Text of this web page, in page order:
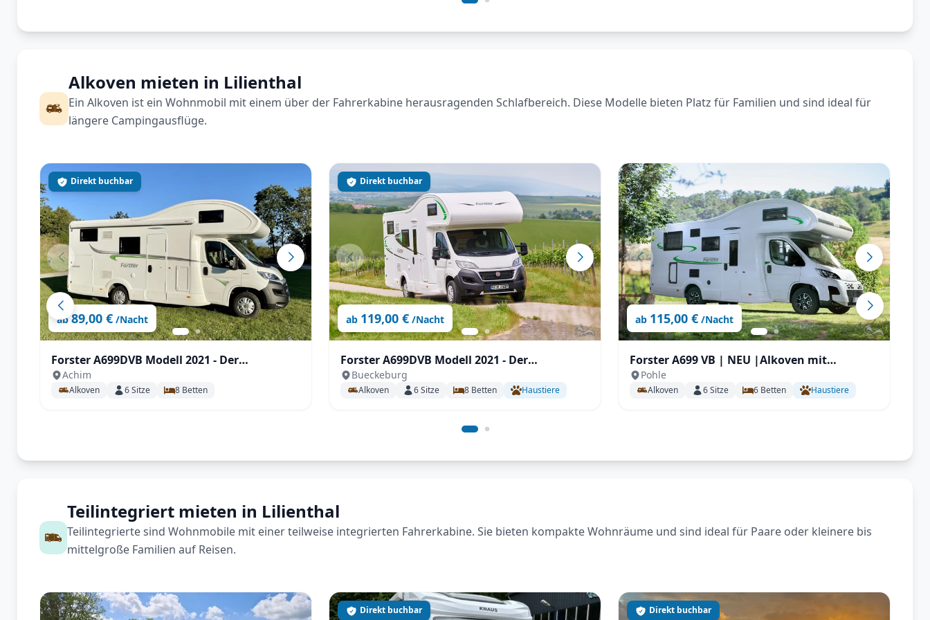
Alkoven mieten in Lilienthal
Ein Alkoven ist ein Wohnmobil mit einem über der Fahrerkabine herausragenden Schlafbereich. Diese Modelle bieten Platz für Familien und sind ideal für
längere Campingausflüge.
ab 89,00 € /Nacht
Direkt buchbar
Forster A699DVB Modell 2021 - Der
Familienversteher
Achim
Alkoven 6Sitze 8 Betten
ab 119,00 € /Nacht
Direkt buchbar
Forster A699DVB Modell 2021 - Der
Familienversteher
Bueckeburg
Alkoven 6Sitze 8 Betten Haustiere
ab 115,00 € /Nacht
Forster A699 VB | NEU |Alkoven mit
Automatik, 165PS Stockbetten für bis zu 6 P.
Pohle
Alkoven 6Sitze 6 Betten Haustiere
Teilintegriert mieten in Lilienthal
Teilintegrierte sind Wohnmobile mit einer teilweise integrierten Fahrerkabine. Sie bieten kompakte Wohnräume und sind ideal für Paare oder kleinere bis
mittelgroße Familien auf Reisen.
Direkt buchbar Direkt buchbar